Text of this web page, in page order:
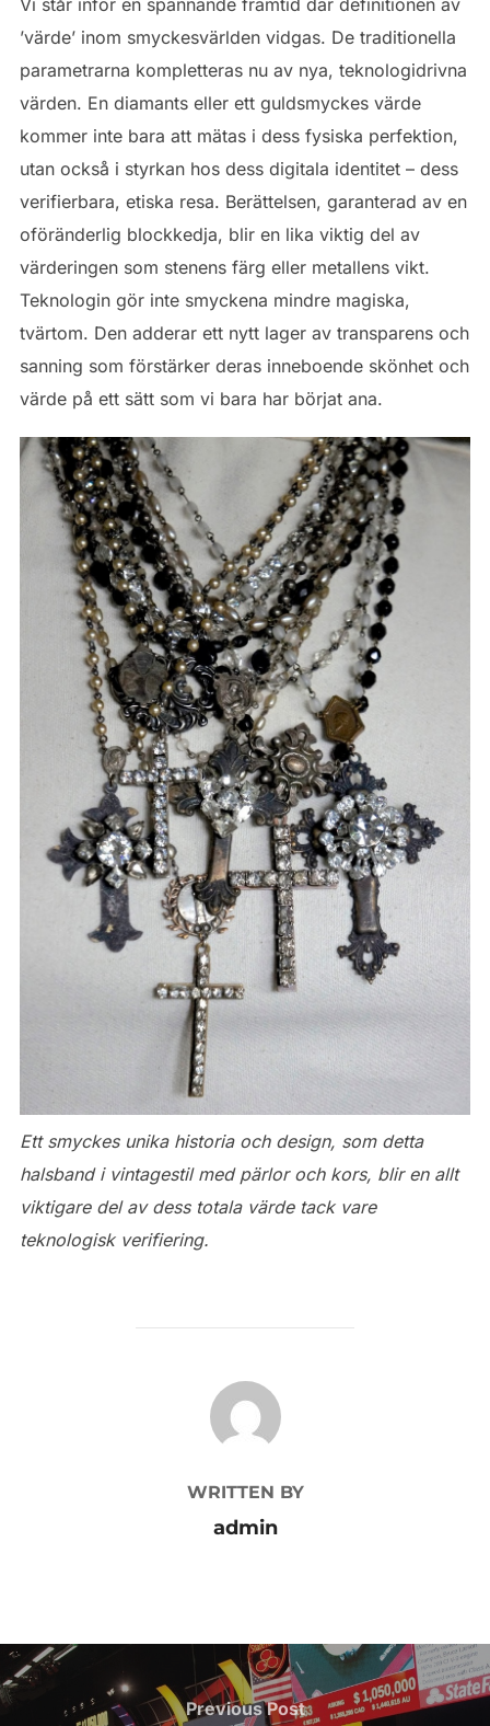
Vi står inför en spännande framtid där definitionen av
’värde’ inom smyckesvärlden vidgas. De traditionella
parametrarna kompletteras nu av nya, teknologidrivna
värden. En diamants eller ett guldsmyckes värde
kommer inte bara att mätas i dess fysiska perfektion,
utan också i styrkan hos dess digitala identitet – dess
verifierbara, etiska resa. Berättelsen, garanterad av en
oföränderlig blockkedja, blir en lika viktig del av
värderingen som stenens färg eller metallens vikt.
Teknologin gör inte smyckena mindre magiska,
tvärtom. Den adderar ett nytt lager av transparens och
sanning som förstärker deras inneboende skönhet och
värde på ett sätt som vi bara har börjat ana.
Ett smyckes unika historia och design, som detta
halsband i vintagestil med pärlor och kors, blir en allt
viktigare del av dess totala värde tack vare
teknologisk verifiering.
POST AUTHOR
WRITTEN BY
admin
Inläggsnavigering
Previous
Previous Post